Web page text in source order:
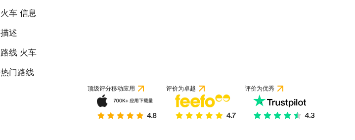
火车 信息
描述
路线 火车
热门路线
顶级评分移动应用 评价为卓越 评价为优秀